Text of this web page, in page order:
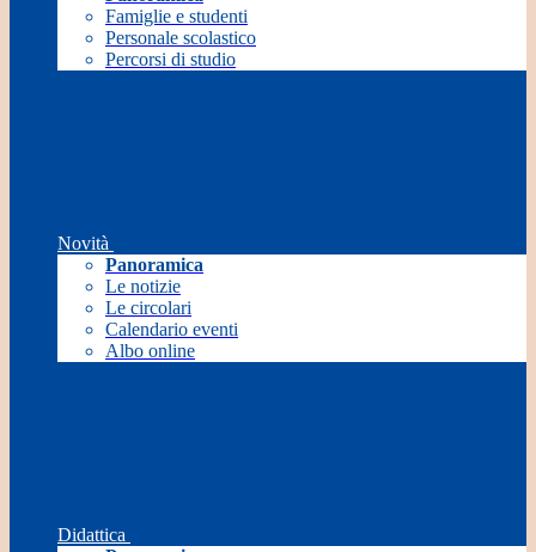
Famiglie e studenti
Personale scolastico
Percorsi di studio
Novità
Panoramica
Le notizie
Le circolari
Calendario eventi
Albo online
Didattica